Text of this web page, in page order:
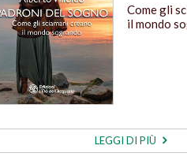
Come gli
il mondo
LEGGI DI PIÙ